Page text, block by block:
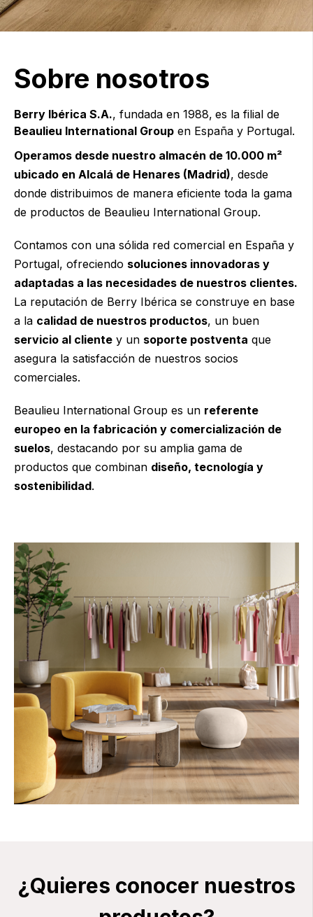
Sobre nosotros
Berry Ibérica S.A., fundada en 1988, es la filial de
Beaulieu International Group en España y Portugal.
Operamos desde nuestro almacén de 10.000 m²
ubicado en Alcalá de Henares (Madrid), desde
donde distribuimos de manera eficiente toda la gama
de productos de Beaulieu International Group.
Contamos con una sólida red comercial en España y
Portugal, ofreciendo soluciones innovadoras y
adaptadas a las necesidades de nuestros clientes.
La reputación de Berry Ibérica se construye en base
a la calidad de nuestros productos, un buen
servicio al cliente y un soporte postventa que
asegura la satisfacción de nuestros socios
comerciales.
Beaulieu International Group es un referente
europeo en la fabricación y comercialización de
suelos, destacando por su amplia gama de
productos que combinan diseño, tecnología y
sostenibilidad.
¿Quieres conocer nuestros